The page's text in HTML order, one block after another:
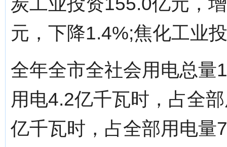
元，下降1.4%;焦化工业
全年全市全社会用电总量
用电4.2亿千瓦时，占全
亿千瓦时，占全部用电量